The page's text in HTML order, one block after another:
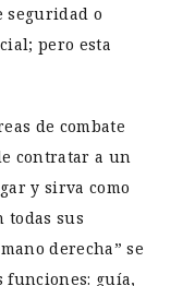
seguridad o
pero esta
de combate
contratar a un
y sirva como
todas sus
derecha” se
guía,